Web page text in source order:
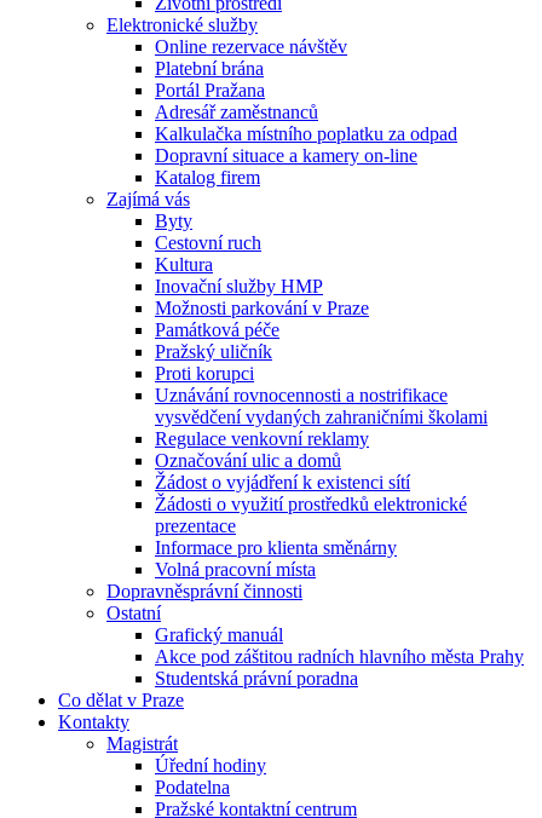
Elektronické služby
Online rezervace návštěv
Platební brána
Portál Pražana
Adresář zaměstnanců
Kalkulačka místního poplatku za odpad
Dopravní situace a kamery on-line
Katalog firem
Zajímá vás
Byty
Cestovní ruch
Kultura
Inovační služby HMP
Možnosti parkování v Praze
Památková péče
Pražský uličník
Proti korupci
Uznávání rovnocennosti a nostrifikace
vysvědčení vydaných zahraničními školami
Regulace venkovní reklamy
Označování ulic a domů
Žádost o vyjádření k existenci sítí
Žádosti o využití prostředků elektronické
prezentace
Informace pro klienta směnárny
Volná pracovní místa
Dopravněsprávní činnosti
Ostatní
Grafický manuál
Akce pod záštitou radních hlavního města Prahy
Studentská právní poradna
Co dělat v Praze
Kontakty
Magistrát
Úřední hodiny
Podatelna
Pražské kontaktní centrum